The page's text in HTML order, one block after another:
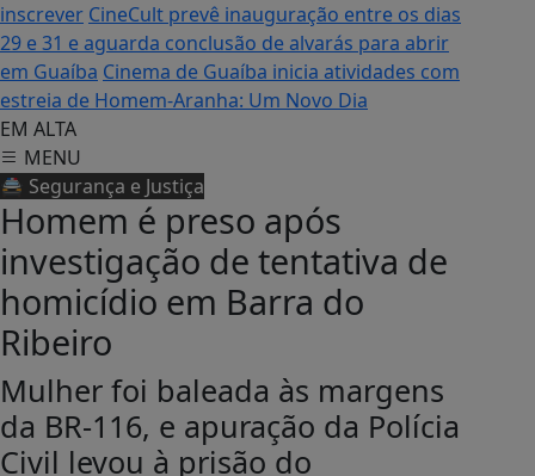
inscrever CineCult prevê inauguração entre os dias
29 e 31 e aguarda conclusão de alvarás para abrir
em Guaíba Cinema de Guaíba inicia atividades com
estreia de Homem-Aranha: Um Novo Dia
EM ALTA
MENU
🚔 Segurança e Justiça
Homem é preso após
investigação de tentativa de
homicídio em Barra do
Ribeiro
Mulher foi baleada às margens
da BR-116, e apuração da Polícia
Civil levou à prisão do